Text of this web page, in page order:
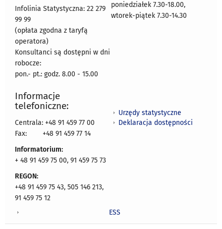
Infolinia Statystyczna: 22 279
99 99
(opłata zgodna z taryfą
operatora)
Konsultanci są dostępni w dni
robocze:
pon.- pt.: godz. 8.00 - 15.00
poniedziałek 7.30-18.00,
wtorek-piątek 7.30-14.30
Informacje
telefoniczne:
Centrala: +48 91 459 77 00
Fax:
+48 91 459 77 14
Informatorium:
+ 48 91 459 75 00, 91 459 75 73
REGON:
+48 91 459 75 43, 505 146 213,
91 459 75 12
Urzędy statystyczne
Deklaracja dostępności
ESS